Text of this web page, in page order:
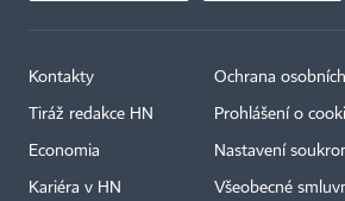
Kontakty
Tiráž redakce HN
Economia
Kariéra v HN
Ochrana
Prohlášení o
Nastavení
Všeobecné